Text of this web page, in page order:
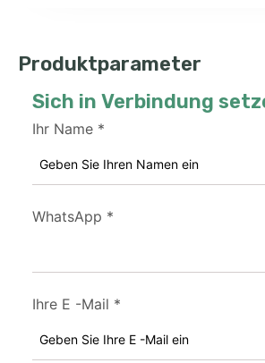
Produktparameter
Sich in Verbindung
Ihr Name *
WhatsApp *
Ihre E -Mail *